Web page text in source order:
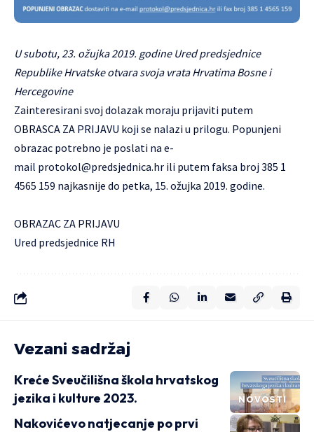
U subotu, 23. ožujka 2019. godine Ured predsjednice
Republike Hrvatske otvara svoja vrata Hrvatima Bosne i
Hercegovine
Zainteresirani svoj dolazak moraju prijaviti putem
OBRASCA ZA PRIJAVU koji se nalazi u prilogu. Popunjeni
obrazac potrebno je poslati na e-
mail protokol@predsjednica.hr ili putem faksa broj 385 1
4565 159 najkasnije do petka, 15. ožujka 2019. godine.
OBRAZAC ZA PRIJAVU
Ured predsjednice RH
Vezani sadržaj
NOVOSTI
Kreće Sveučilišna škola hrvatskog
jezika i kulture 2023.
Nakovićevo natjecanje po prvi